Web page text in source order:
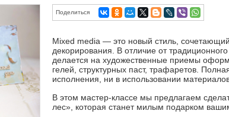
Поделиться
Mixed media — это новый стиль,
декорирования. В отличие от
делается на художественные приемы
гелей, структурных паст, трафаретов.
исполнения, ни в использовании
В этом мастер-классе мы предлагаем
лес», которая станет милым подарком